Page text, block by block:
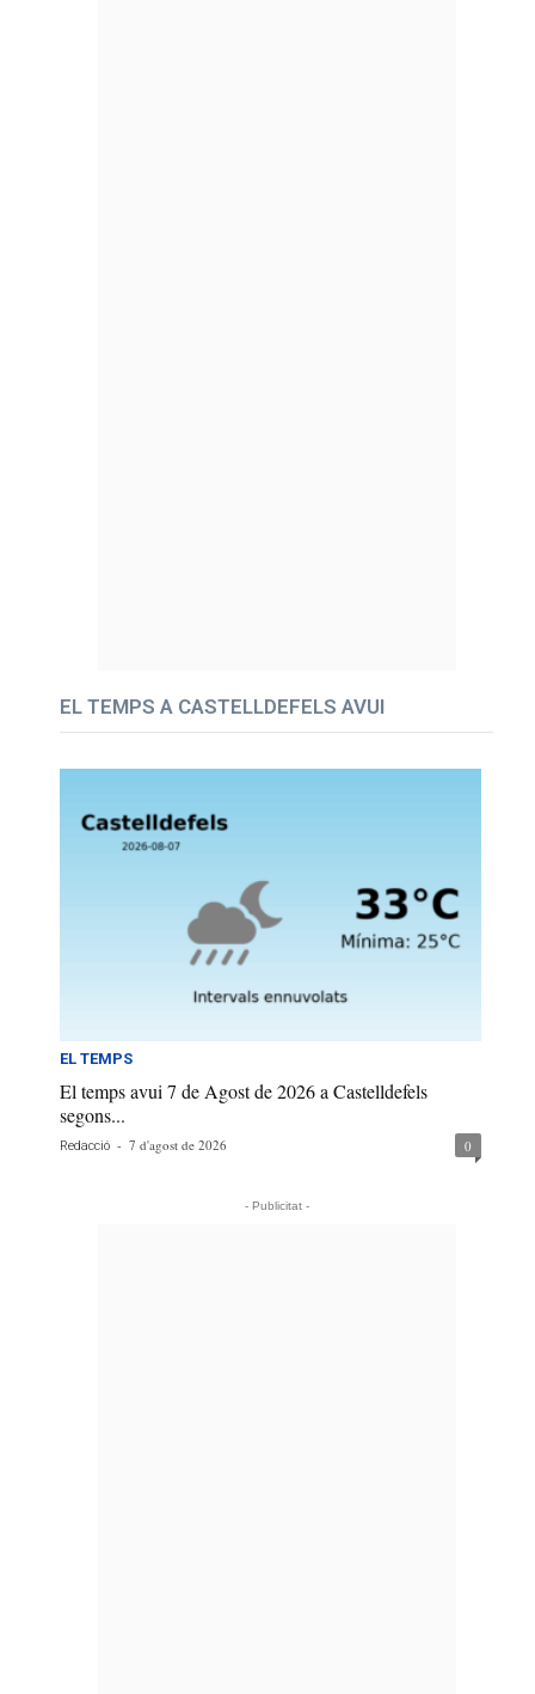
EL TEMPS A CASTELLDEFELS AVUI
EL TEMPS
El temps avui 7 de Agost de 2026 a Castelldefels
segons...
Redacció - 7 d'agost de 2026 0
- Publicitat -